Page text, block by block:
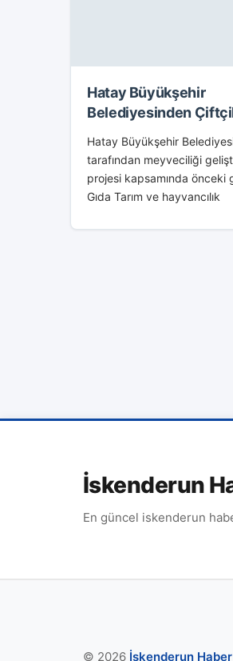
Hatay Büyükşehir
Belediyesinden
Hatay Büyükşehir
tarafından meyveciliği
projesi kapsamında önceki
Gıda Tarım ve hayvancılık
olarak narenciye
İskenderun
En güncel iskenderun
© 2026 İskenderun Haber